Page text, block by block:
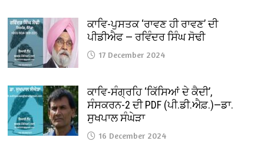
ਕਾਵਿ-ਪੁਸਤਕ ‘ਰਾਵਣ ਹੀ ਰਾਵਣ’ ਦੀ
ਪੀਡੀਐਫ — ਰਵਿੰਦਰ ਸਿੰਘ ਸੋਢੀ
17 December 2024
ਕਾਵਿ-ਸੰਗ੍ਰਹਿ ‘ਕਿੱਸਿਆਂ ਦੇ ਕੈਦੀ’,
ਸੰਸਕਰਨ-2 ਦੀ PDF (ਪੀ.ਡੀ.ਐਫ਼.)—ਡਾ.
ਸੁਖਪਾਲ ਸੰਘੇੜਾ
16 December 2024